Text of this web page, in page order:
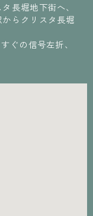
長堀地下街へ、
らクリスタ長堀
ぐの信号左折、